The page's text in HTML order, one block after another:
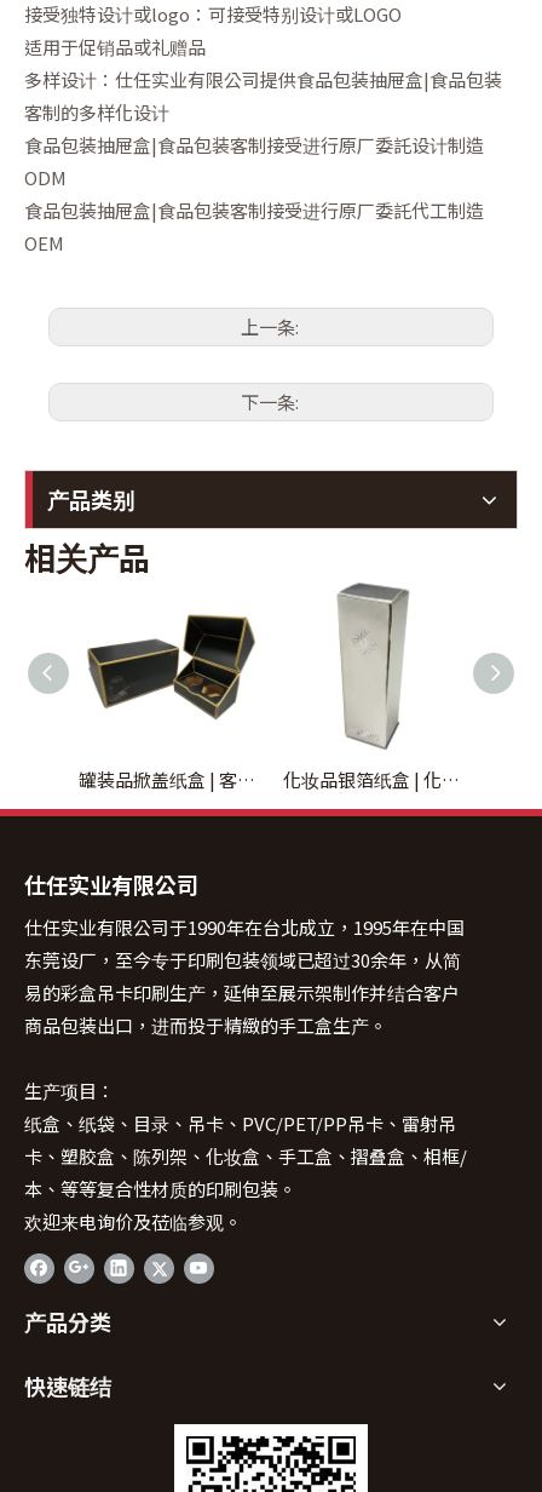
接受独特设计或logo：可接受特别设计或LOGO
适用于促销品或礼赠品
多样设计：仕任实业有限公司提供食品包装抽屉盒|食品包装
客制的多样化设计
食品包装抽屉盒|食品包装客制接受进行原厂委託设计制造
ODM
食品包装抽屉盒|食品包装客制接受进行原厂委託代工制造
OEM
上一条:
下一条:
产品类别
相关产品
罐装品掀盖纸盒 | 客制化罐装品掀盖包装盒 化妆品银箔纸盒 | 化妆品银箔彩盒制作
仕任实业有限公司
仕任实业有限公司于1990年在台北成立，1995年在中国
东莞设厂，至今专于印刷包装领域已超过30余年，从简
易的彩盒吊卡印刷生产，延伸至展示架制作并结合客户
商品包装出口，进而投于精緻的手工盒生产。
生产项目：
纸盒、纸袋、目录、吊卡、PVC/PET/PP吊卡、雷射吊
卡、塑胶盒、陈列架、化妆盒、手工盒、摺叠盒、相框/
本、等等复合性材质的印刷包装。
欢迎来电询价及莅临参观。
产品分类
快速链结